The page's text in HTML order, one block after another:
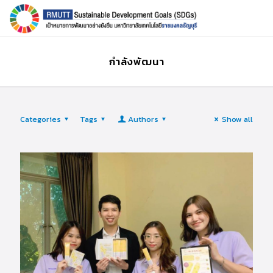
กำลังพัฒนา
Categories Tags Authors Show all